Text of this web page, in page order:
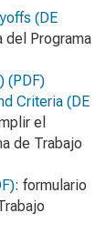
(DE
del Programa
(PDF)
Criteria (DE
el
de Trabajo
: formulario